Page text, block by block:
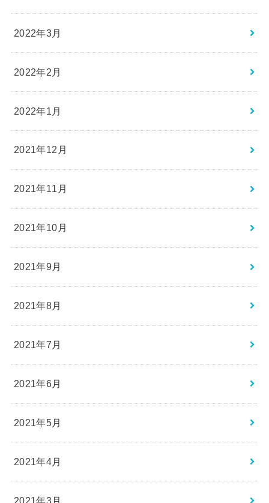
2022年3月
2022年2月
2022年1月
2021年12月
2021年11月
2021年10月
2021年9月
2021年8月
2021年7月
2021年6月
2021年5月
2021年4月
2021年3月